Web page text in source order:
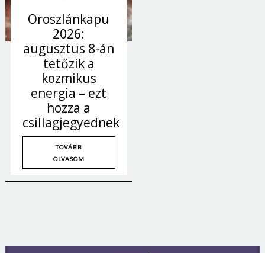
Oroszlánkapu
2026:
augusztus 8-án
tetőzik a
kozmikus
energia – ezt
hozza a
csillagjegyednek
TOVÁBB
OLVASOM